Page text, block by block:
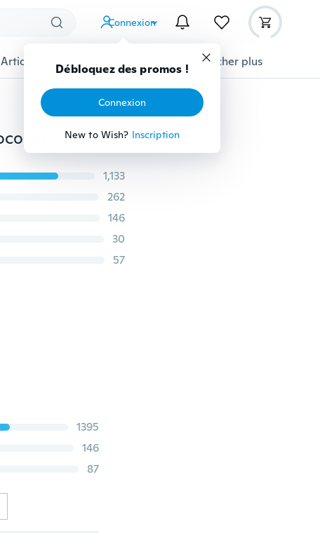
Connexion
Débloquez des promos !
Connexion
New to Wish? Inscription
Articles pour animaux domestiques Afficher plus
16CM * 3.8CM ÉDITION LIMITÉE Creative Vinyle Autocollant De Fenêtre De Voiture De Voiture-style Decal Noir/Blanc
1,133
262
146
30
57
1395
146
87